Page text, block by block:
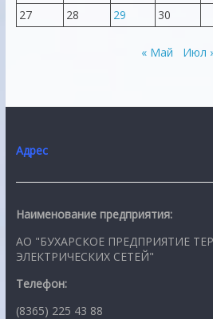
27
28 29 30
« Май Июл
Адрес
Наименование предприятия:
АО "БУХАРСКОЕ ПРЕДПРИЯТИЕ
ЭЛЕКТРИЧЕСКИХ СЕТЕЙ"
Телефон:
(8365) 225 43 88